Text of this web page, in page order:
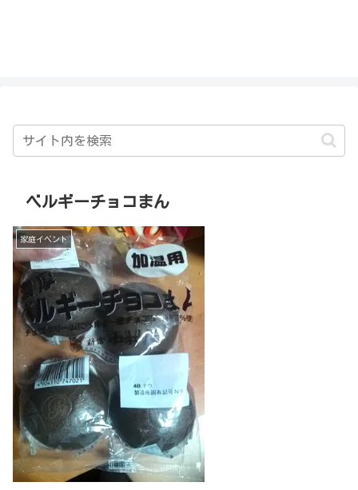
ベルギーチョコまん
家庭イベント